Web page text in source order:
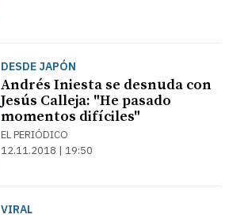
DESDE JAPÓN
Andrés Iniesta se desnuda con
Jesús Calleja: "He pasado
momentos difíciles"
EL PERIÓDICO
12.11.2018 | 19:50
VIRAL